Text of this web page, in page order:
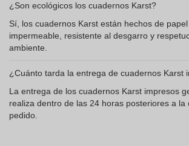
¿Son ecológicos los cuadernos Karst?
Sí, los cuadernos Karst están hechos de
impermeable, resistente al desgarro y
ambiente.
¿Cuánto tarda la entrega de cuadernos Karst
La entrega de los cuadernos Karst impresos
realiza dentro de las 24 horas posteriores a la
pedido.